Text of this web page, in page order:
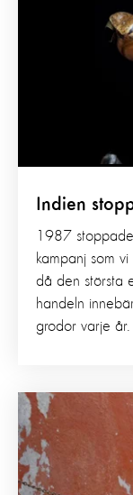
Indien
1987
kampanj som
då den största
handeln
grodor varje år.